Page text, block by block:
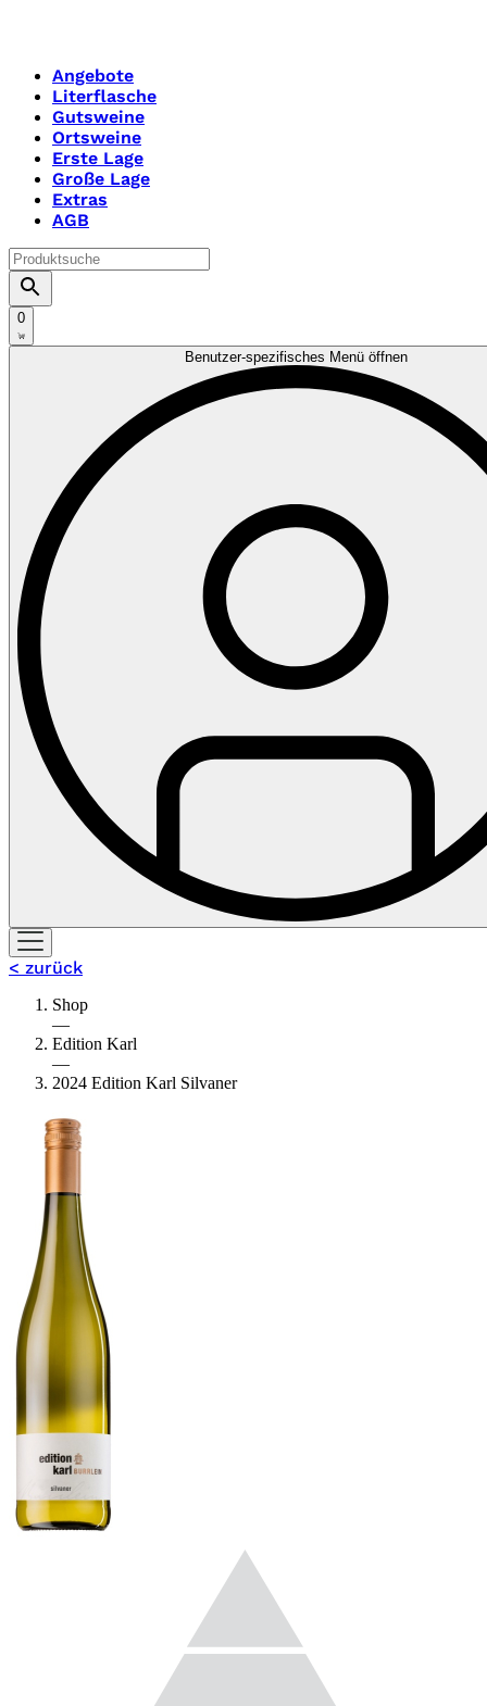
Angebote
Literflasche
Gutsweine
Ortsweine
Erste Lage
Große Lage
Extras
AGB
0
Benutzer-spezifisches Menü öffnen
< zurück
Shop
—
Edition Karl
—
2024 Edition Karl Silvaner